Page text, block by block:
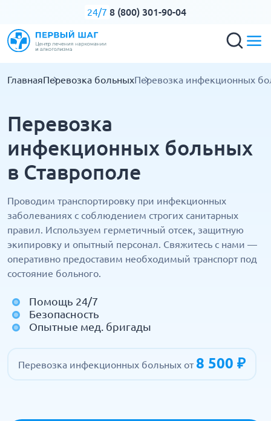
24/7 8 (800) 301-90-04
ГлавнаяПеревозка больныхПеревозка инфекционных
Перевозка
инфекционных больных
в Ставрополе
Проводим транспортировку при инфекционных
заболеваниях с соблюдением строгих санитарных
правил. Используем герметичный отсек, защитную
экипировку и опытный персонал. Свяжитесь с нами —
оперативно предоставим необходимый транспорт под
состояние больного.
Помощь 24/7
Безопасность
Опытные мед. бригады
Перевозка инфекционных больных от 8 500 ₽